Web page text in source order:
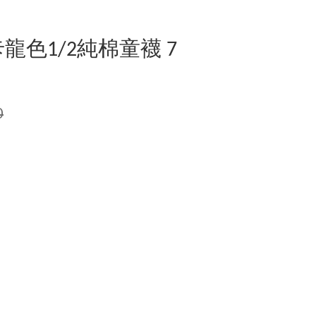
龍色1/2純棉童襪 7